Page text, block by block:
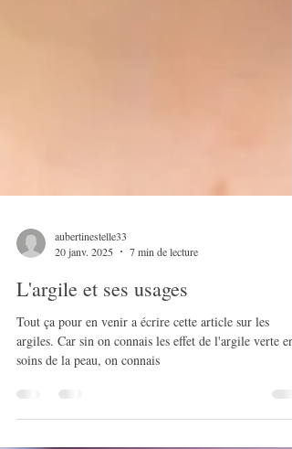
aubertinestelle33
20 janv. 2025
7 min de lecture
L'argile et ses usages
Tout ça pour en venir a écrire cette article sur les
soins de la peau, on connais